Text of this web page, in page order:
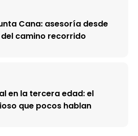
Cana: asesoría desde
camino recorrido
en la tercera edad: el
que pocos hablan